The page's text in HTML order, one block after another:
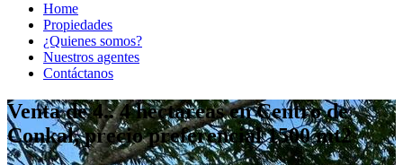
Home
Propiedades
¿Quienes somos?
Nuestros agentes
Contáctanos
Venta de 4.. 4 hectareas en Centro de
Conkal, precio preferencial 1500 mt2